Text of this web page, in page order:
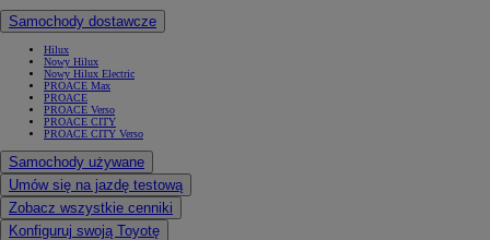
Samochody dostawcze
Hilux
Nowy Hilux
Nowy Hilux Electric
PROACE Max
PROACE
PROACE Verso
PROACE CITY
PROACE CITY Verso
Samochody używane
Umów się na jazdę testową
Zobacz wszystkie cenniki
Konfiguruj swoją Toyotę